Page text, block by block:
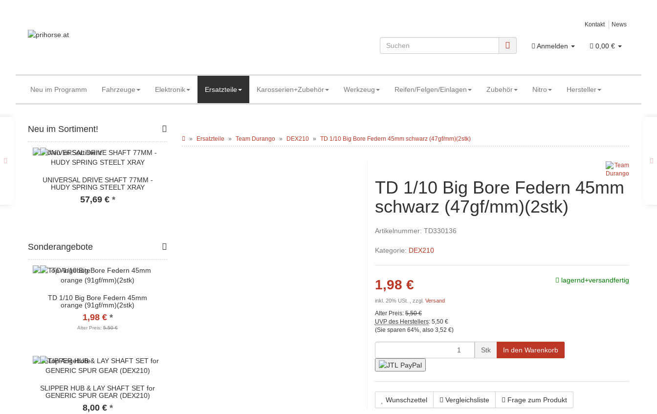
Kontakt News
Anmelden 0,00 €
Neu im Programm Fahrzeuge Elektronik Ersatzteile Karosserien+Zubehör Werkzeug Reifen/Felgen/Einlagen Zubehör Nitro Hersteller
Ersatzteile Team Durango DEX210 TD 1/10 Big Bore Federn 45mm schwarz (47gf/mm)(2stk)
TD 1/10 Big Bore Federn 45mm
schwarz (47gf/mm)(2stk)
Artikelnummer: TD330136
Kategorie: DEX210
1,98 €
inkl. 20% USt. , zzgl. Versand
Alter Preis:5,50 €
UVP des Herstellers: 5,50 €
(Sie sparen 64%, also 3,52 €)
lagernd+versandfertig
Stk In den Warenkorb
Wunschzettel Vergleichsliste Frage zum Produkt
Neu im Sortiment!
UNIVERSAL DRIVE SHAFT 77MM -
HUDY SPRING STEELT XRAY
57,69 € *
Sonderangebote
TD 1/10 Big Bore Federn 45mm
orange (91gf/mm)(2stk)
1,98 € *
Alter Preis: 5,50 €
SLIPPER HUB & LAY SHAFT SET for
GENERIC SPUR GEAR (DEX210)
8,00 € *